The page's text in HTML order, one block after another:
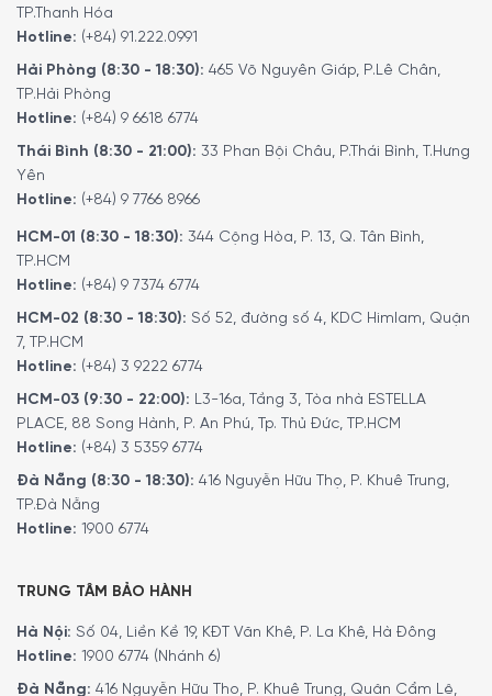
TP.Thanh Hóa
Hotline: (+84) 91.222.0991
Hải Phòng (8:30 - 18:30): 465 Võ Nguyên Giáp, P.Lê Chân,
TP.Hải Phòng
Hotline: (+84) 9 6618 6774
Thái Bình (8:30 - 21:00): 33 Phan Bội Châu, P.Thái Bình, T.Hưng
Yên
Hotline: (+84) 9 7766 8966
HCM-01 (8:30 - 18:30): 344 Cộng Hòa, P. 13, Q. Tân Bình,
TP.HCM
Hotline: (+84) 9 7374 6774
HCM-02 (8:30 - 18:30): Số 52, đường số 4, KDC Himlam, Quận
7, TP.HCM
Hotline: (+84) 3 9222 6774
HCM-03 (9:30 - 22:00): L3-16a, Tầng 3, Tòa nhà ESTELLA
PLACE, 88 Song Hành, P. An Phú, Tp. Thủ Đức, TP.HCM
Hotline: (+84) 3 5359 6774
Đà Nẵng (8:30 - 18:30): 416 Nguyễn Hữu Thọ, P. Khuê Trung,
TP.Đà Nẵng
Hotline: 1900 6774
TRUNG TÂM BẢO HÀNH
Hà Nội: Số 04, Liền Kề 19, KĐT Văn Khê, P. La Khê, Hà Đông
Hotline: 1900 6774 (Nhánh 6)
Đà Nẵng: 416 Nguyễn Hữu Thọ, P. Khuê Trung, Quận Cẩm Lệ,